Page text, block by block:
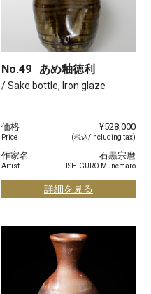
No.49 あめ釉徳利
/ Sake bottle, Iron glaze
価格
Price
¥528,000
(税込/including tax)
作家名
Artist
石黒宗麿
ISHIGURO Munemaro
詳細を見る